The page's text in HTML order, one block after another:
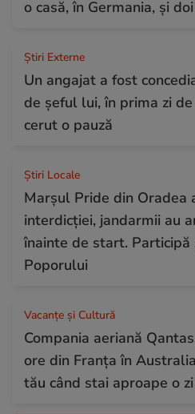
o casă, în Germania, și
Știri Externe
Un angajat a fost
de șeful lui, în prima zi
cerut o pauză
Știri Locale
Marșul Pride din Oradea
interdicției, jandarmii au
înainte de start. Participă
Poporului
Vacanțe și Cultură
Compania aeriană
ore din Franța în
tău când stai aproape o